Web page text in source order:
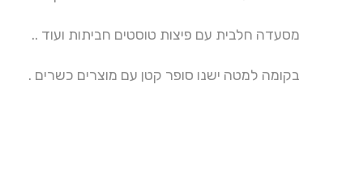
מסעדה חלבית עם פיצות טוסטים חביתות ועוד ..
בקומה למטה ישנו סופר קטן עם מוצרים כשרים .